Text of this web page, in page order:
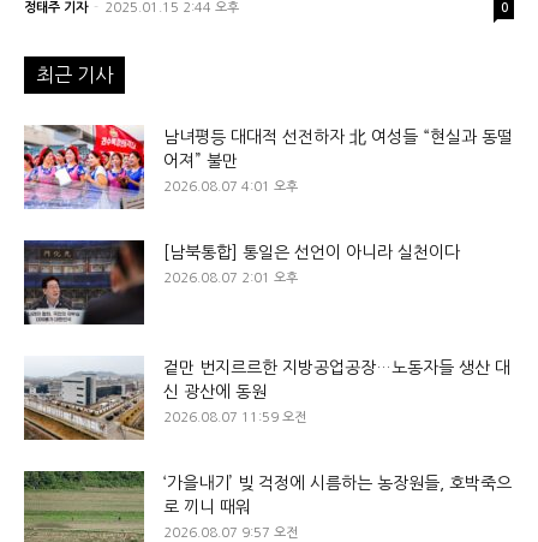
정태주 기자 - 2025.01.15 2:44 오후 0
최근 기사
남녀평등 대대적 선전하자 北 여성들 “현실과 동떨
어져” 불만
2026.08.07 4:01 오후
[남북통합] 통일은 선언이 아니라 실천이다
2026.08.07 2:01 오후
겉만 번지르르한 지방공업공장…노동자들 생산 대
신 광산에 동원
2026.08.07 11:59 오전
‘가을내기’ 빚 걱정에 시름하는 농장원들, 호박죽으
로 끼니 때워
2026.08.07 9:57 오전